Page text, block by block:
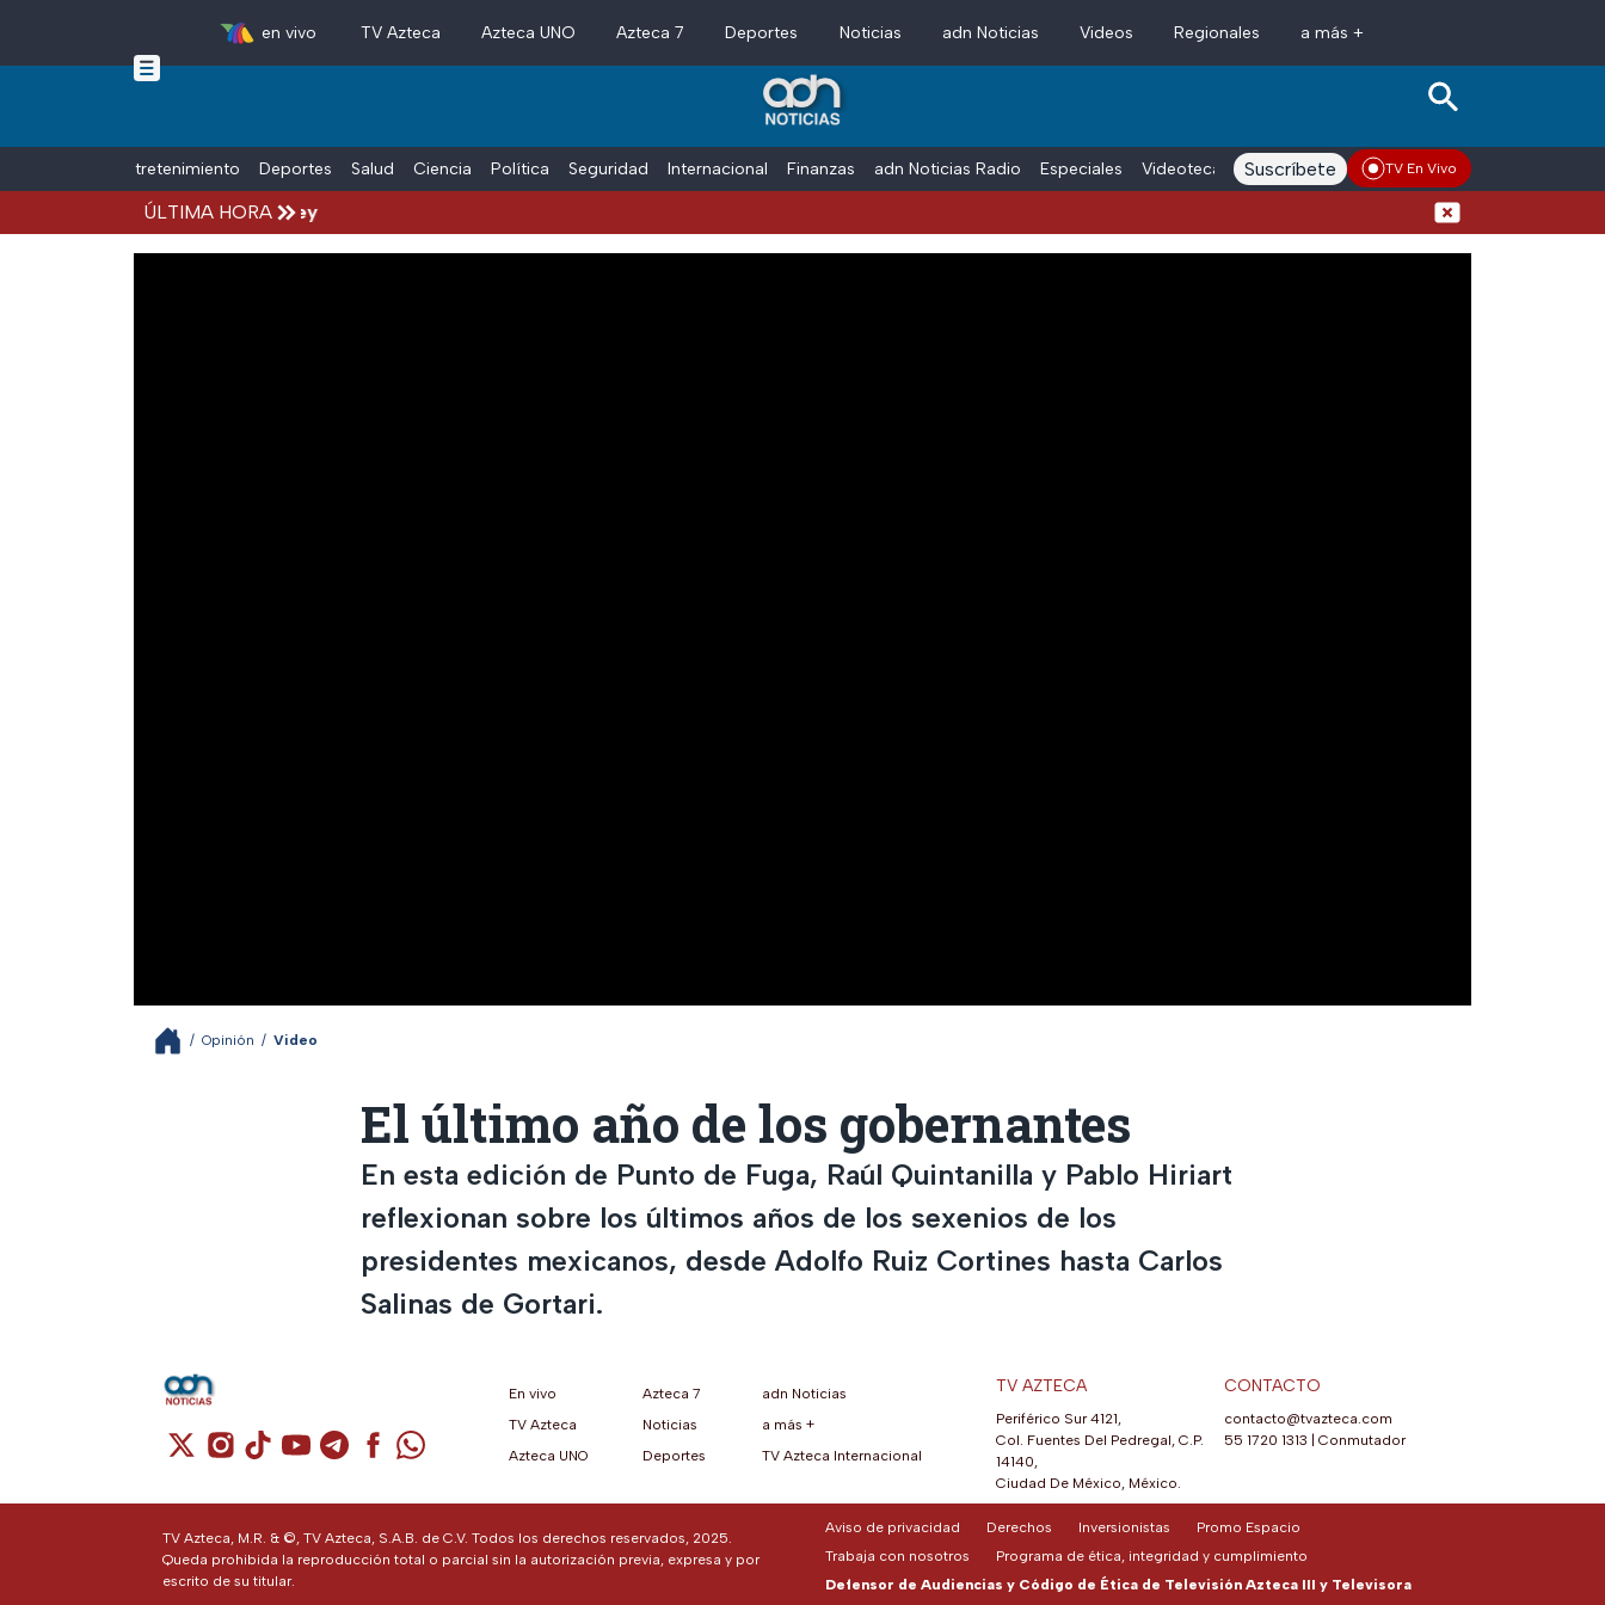
Skip to main content
en vivo TV Azteca Azteca UNO Azteca 7 Deportes Noticias adn Noticias Videos Regionales a más +
Entretenimiento Deportes Salud Ciencia Política Seguridad Internacional Finanzas adn Noticias Radio Especiales Videoteca Conductores Voces adn Noticias
Suscríbete TV En Vivo
ÚLTIMA HORA
a un tráiler en Monterrey
/ Opinión / Video
El último año de los gobernantes
En esta edición de Punto de Fuga, Raúl Quintanilla y Pablo Hiriart
reflexionan sobre los últimos años de los sexenios de los
presidentes mexicanos, desde Adolfo Ruiz Cortines hasta Carlos
Salinas de Gortari.
Cuenta de X / Twitter (se abre en una nueva pestaña)
Cuenta de Instagram (se abre en una nueva pestaña)
Cuenta de TikTok (se abre en una nueva pestaña)
Cuenta de YouTube (se abre en una nueva pestaña)
Cuenta de Telegram (se abre en una nueva pestaña)
Cuenta de Facebook (se abre en una nueva pestaña)
Cuenta de WhatsApp (se abre en una nueva pestaña)
En vivo
TV Azteca
Azteca UNO
Azteca 7
Noticias
Deportes
adn Noticias
a más +
TV Azteca Internacional
TV AZTECA
Periférico Sur 4121,
Col. Fuentes Del Pedregal, C.P.
14140,
Ciudad De México, México.
CONTACTO
contacto@tvazteca.com
55 1720 1313 | Conmutador
TV Azteca, M.R. & ©, TV Azteca, S.A.B. de C.V. Todos los derechos reservados, 2025.
Queda prohibida la reproducción total o parcial sin la autorización previa, expresa y por
escrito de su titular.
Aviso de privacidad Derechos Inversionistas
Promo Espacio
Trabaja con nosotros
Programa de ética, integridad y cumplimiento
Defensor de Audiencias y Código de Ética de Televisión Azteca III y Televisora